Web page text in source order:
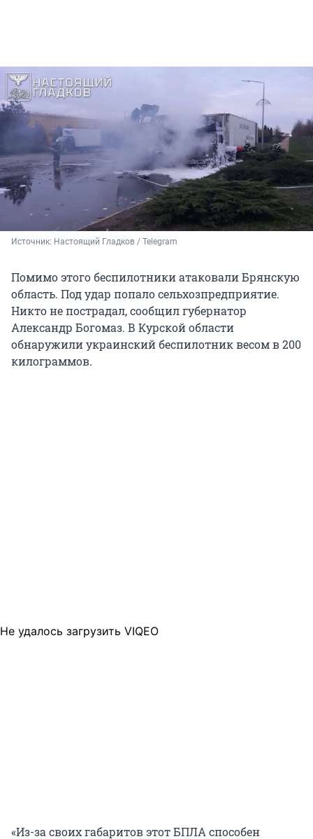
Источник: Настоящий Гладков / Telegram
Помимо этого беспилотники атаковали Брянскую
область. Под удар попало сельхозпредприятие.
Никто не пострадал, сообщил губернатор
Александр Богомаз. В Курской области
обнаружили украинский беспилотник весом в 200
килограммов.
Не удалось загрузить VIQEO
«Из-за своих габаритов этот БПЛА способен